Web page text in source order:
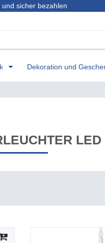
und sicher bezahlen
Dekoration und
LED